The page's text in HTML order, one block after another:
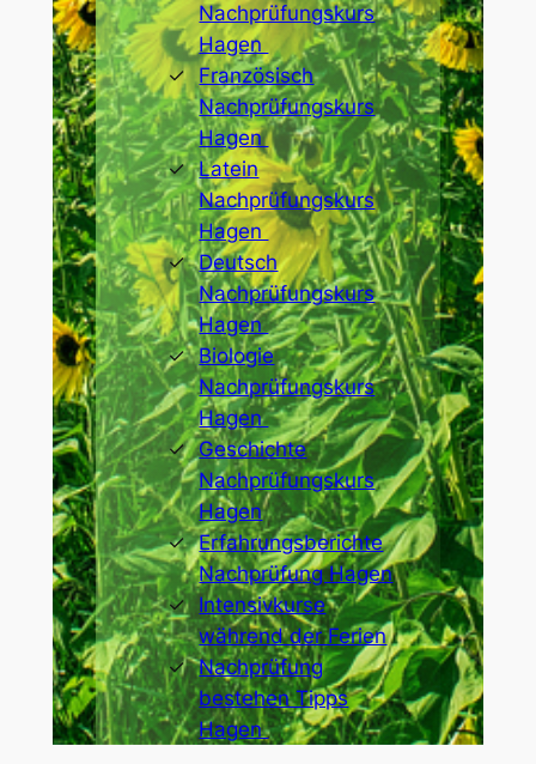
Nachprüfungskurs
Hagen
Französisch
Nachprüfungskurs
Hagen
Latein
Nachprüfungskurs
Hagen
Deutsch
Nachprüfungskurs
Hagen
Biologie
Nachprüfungskurs
Hagen
Geschichte
Nachprüfungskurs
Hagen
Erfahrungsberichte
Nachprüfung Hagen
Intensivkurse
während der Ferien
Nachprüfung
bestehen Tipps
Hagen